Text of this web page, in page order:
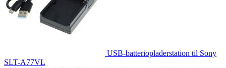
USB-batteriopladerstation til Sony
SLT-A77VL